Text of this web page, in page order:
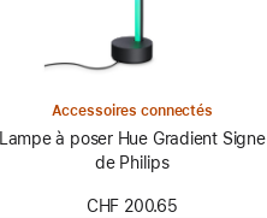
Accessoires connectés
Lampe à poser Hue Gradient Signe
de Philips
CHF 200.65